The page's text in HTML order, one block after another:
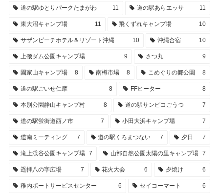
道の駅ゆとりパークたまがわ 11 道の駅あらエッサ 11
東大沼キャンプ場 11 飛くずれキャンプ場 10
サザンビーチホテル＆リゾート沖縄 10 沖縄合宿 10
上磯ダム公園キャンプ場 9 さつ丸 9
園家山キャンプ場 8 南樽市場 8 こめぐりの郷公園 8
道の駅ごいせ仁摩 8 FFヒーター 8
本別公園静山キャンプ村 8 道の駅サンピコごうつ 7
道の駅蛍街道西ノ市 7 小田大浜キャンプ場 7
道南ミーティング 7 道の駅くろまつない 7 夕日 7
滝上渓谷公園キャンプ場 7 山部自然公園太陽の里キャンプ場 7
遥拝八の字広場 7 花火大会 6 夕焼け 6
稚内ポートサービスセンター 6 セイコーマート 6